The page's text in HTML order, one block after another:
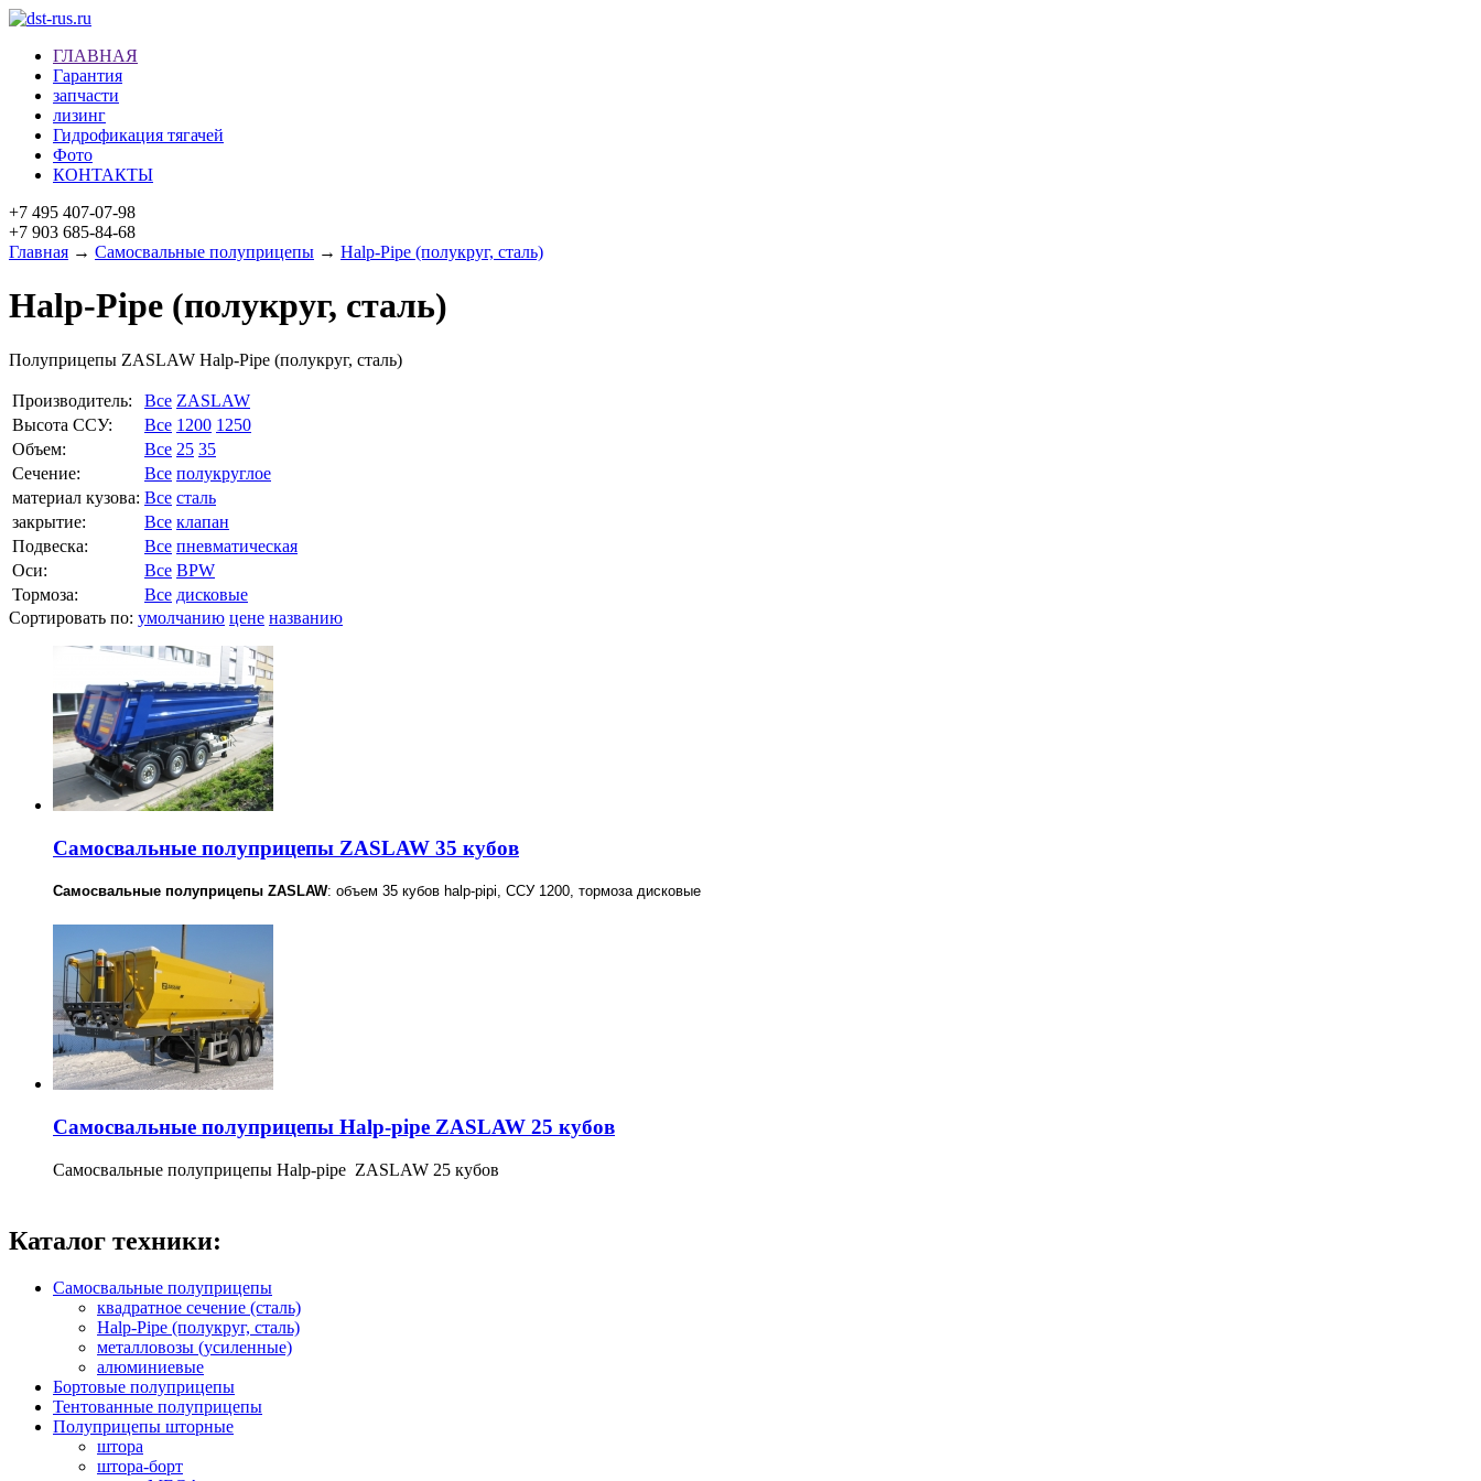
ГЛАВНАЯ
Гарантия
запчасти
лизинг
Гидрофикация тягачей
Фото
КОНТАКТЫ
+7 495 407-07-98
+7 903 685-84-68
Главная → Самосвальные полуприцепы → Halp-Pipe (полукруг, сталь)
Halp-Pipe (полукруг, сталь)
Полуприцепы ZASLAW Halp-Pipe (полукруг, сталь)
Производитель: Все ZASLAW
Высота ССУ:
Все 1200 1250
Объем:
Все 25 35
Сечение:
Все полукруглое
материал кузова: Все сталь
закрытие:
Все клапан
Подвеска:
Все пневматическая
Оси:
Все BPW
Тормоза:
Все дисковые
Сортировать по: умолчанию цене названию
Самосвальные полуприцепы ZASLAW 35 кубов
Самосвальные полуприцепы ZASLAW: объем 35 кубов halp-pipi, ССУ 1200, тормоза дисковые
Самосвальные полуприцепы Halp-pipe ZASLAW 25 кубов
Самосвальные полуприцепы Halp-pipe ZASLAW 25 кубов
Каталог техники:
Самосвальные полуприцепы
квадратное сечение (сталь)
Halp-Pipe (полукруг, сталь)
металловозы (усиленные)
алюминиевые
Бортовые полуприцепы
Тентованные полуприцепы
Полуприцепы шторные
штора
штора-борт